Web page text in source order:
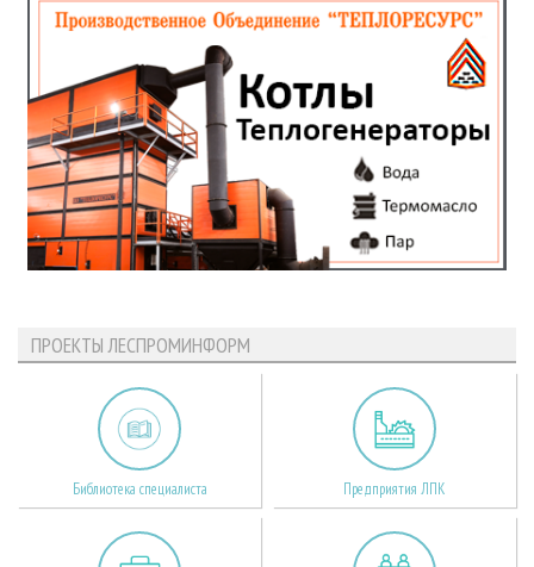
ПРОЕКТЫ ЛЕСПРОМИНФОРМ
Библиотека специалиста Предприятия ЛПК